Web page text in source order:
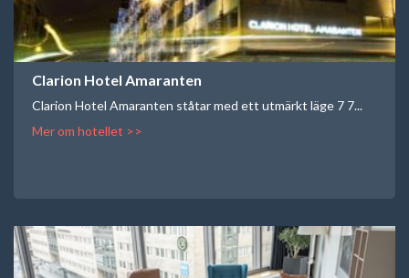
Clarion Hotel Amaranten
Clarion Hotel Amaranten ståtar med ett utmärkt läge 7 7...
Mer om hotellet >>